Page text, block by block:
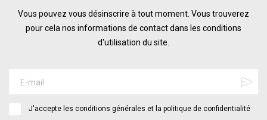
Vous pouvez vous désinscrire à tout moment. Vous trouverez
pour cela nos informations de contact dans les conditions
d'utilisation du site.
J'accepte les conditions générales et la politique de confidentialité